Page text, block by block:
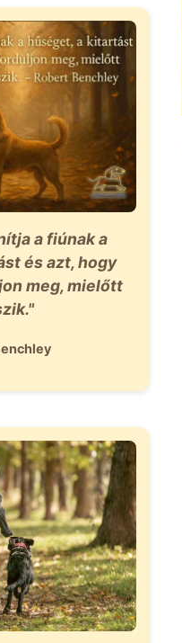
a fiúnak a
és azt, hogy
meg, mielőtt